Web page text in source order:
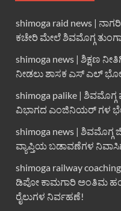
shimoga raid news |
ಕಚೇರಿ ಮೇಲೆ ಶಿವಮೊಗ್ಗ
shimoga news | ಶಿಕ್ಷಣ
ನೀಡಲು ಶಾಸಕ ಎಸ್ ಎಲ್
shimoga palike |
ವಿಭಾಗದ ಎಂಜಿನಿಯರ್ ಗಳ
shimoga news | ಶಿವಮೊಗ್ಗ
ವ್ಯಾಪ್ತಿಯ ಬಡಾವಣೆಗಳ
shimoga railway
ಡಿಪೋ ಕಾಮಗಾರಿ ಅಂತಿಮ
ರೈಲುಗಳ ನಿರ್ವಹಣೆ!